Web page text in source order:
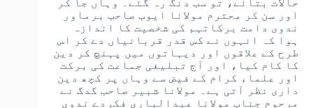
حالات بتائے، تو سب دنگ رہ گئے۔ وہاں جا کر
اور سن کر محترم مولانا ایوب صاحب برماور
ندوی دامت برکاتہم کی شخصیت کا اندازہ
ہوا کہ انہوں نے کس قدر قربانیاں دے کر اس
طرح کے علاقوں اور دیہاتوں میں پہنچ کر دین
کا کام کیا، اور آج تبلیغی جماعت کی برکت
اور علماء کرام کے فیض سے وہاں پر کچھ دین
داری نظر آتی ہے۔ مولانا شبیر صاحب گدگ نے
مرحوم جناب مولانا عبدالباری فکردے ندوی